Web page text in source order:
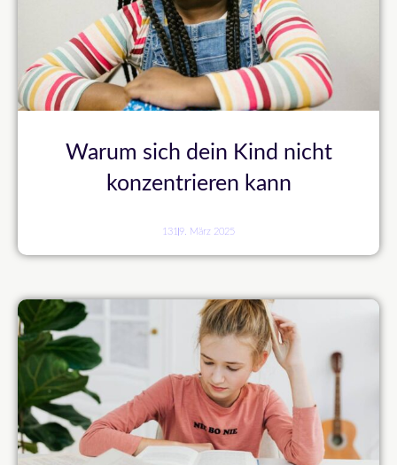
Warum sich dein Kind nicht
konzentrieren kann
131 9. März 2025